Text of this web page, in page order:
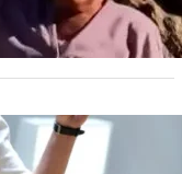
que busca
en Latinoamérica